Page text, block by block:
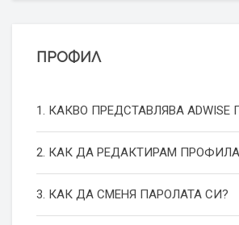
ПРОФИЛ
1. КАКВО ПРЕДСТАВЛЯВА
2. КАК ДА РЕДАКТИРАМ
3. КАК ДА СМЕНЯ ПАРОЛАТА СИ?